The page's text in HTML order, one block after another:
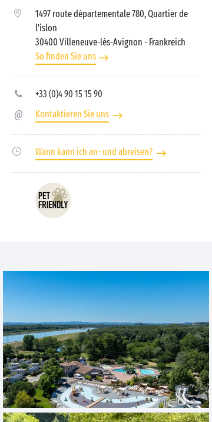
1497 route départementale 780, Quartier de
l'islon
30400 Villeneuve-lès-Avignon - Frankreich
So finden Sie uns
+33 (0)4 90 15 15 90
Kontaktieren Sie uns
Wann kann ich an- und abreisen?